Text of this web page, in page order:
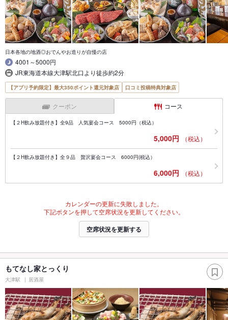
日本各地の地酒◎おでんやお造りが自慢の店
4001～5000円
JR東海道本線大津駅北口より徒歩約2分
【アプリ予約限定】最大350ポイント還元対象店 口コミ投稿特典対象店
クーポン コース
【２H飲み放題付き】全9品 人気宴会コース 5000円（税込）
5,000円 （税込）
【２H飲み放題付き】全９品 贅沢宴会コース 6000円(税込）
6,000円 （税込）
カレンダーの更新に失敗しました。
下記ボタンを押して空席状況を更新してください。
空席状況を更新する
もてなし家とっくり
大津駅 居酒屋